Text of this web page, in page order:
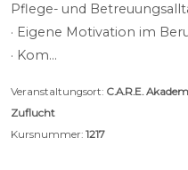
Pflege- und
· Eigene Motivation im
· Kom…
Veranstaltungsort: C.A.R.E.
Zuflucht
Kursnummer: 1217